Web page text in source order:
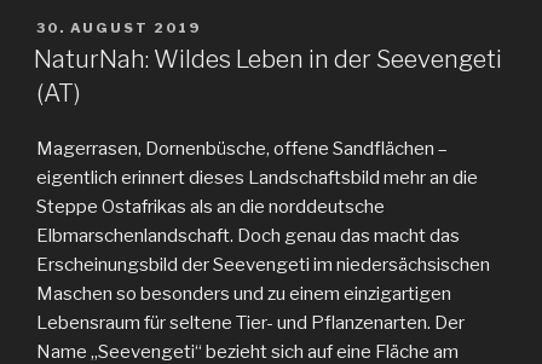
VERÖFFENTLICHT
AM
30. AUGUST 2019
NaturNah: Wildes Leben in der Seevengeti
(AT)
Magerrasen, Dornenbüsche, offene Sandflächen –
eigentlich erinnert dieses Landschaftsbild mehr an die
Steppe Ostafrikas als an die norddeutsche
Elbmarschenlandschaft. Doch genau das macht das
Erscheinungsbild der Seevengeti im niedersächsischen
Maschen so besonders und zu einem einzigartigen
Lebensraum für seltene Tier- und Pflanzenarten. Der
Name „Seevengeti“ bezieht sich auf eine Fläche am